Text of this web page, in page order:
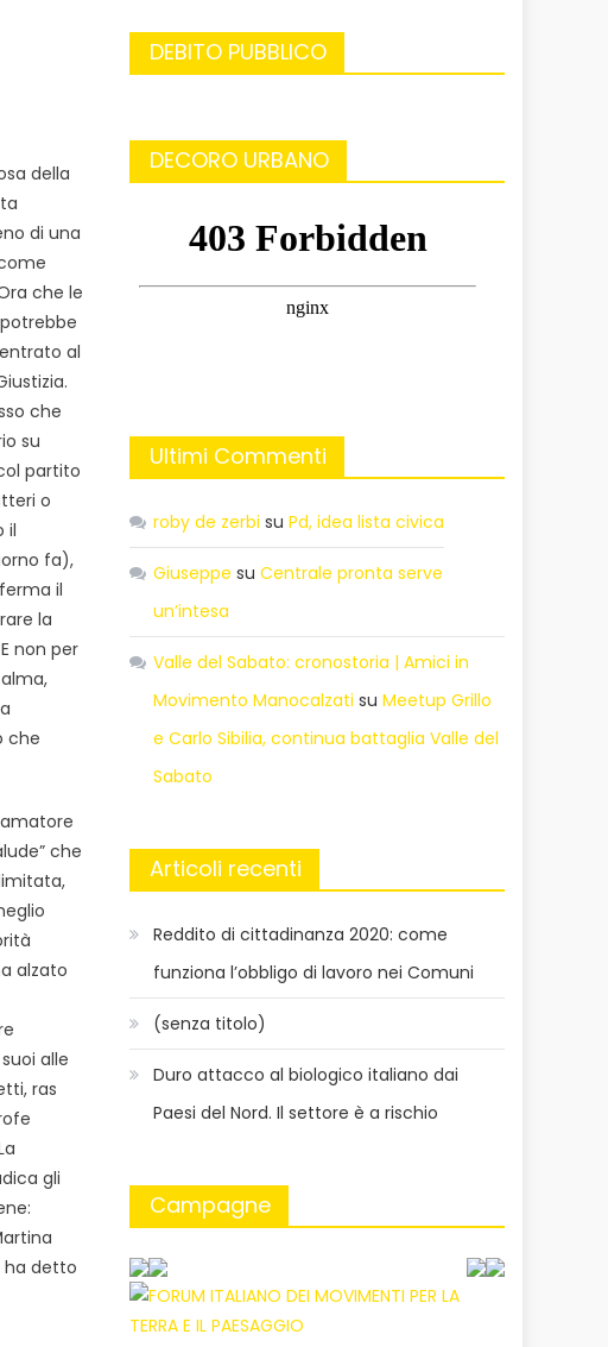
della
di una
che le
al
che
su
partito
o
il
fa),
il
la
non per
che
che
alzato
alle
ras
gli
ha detto
DEBITO PUBBLICO
DECORO URBANO
Ultimi Commenti
roby de zerbi suPd, idea lista civica
Giuseppe suCentrale pronta serve
un’intesa
Valle del Sabato: cronostoria | Amici in
Movimento Manocalzati suMeetup Grillo
e Carlo Sibilia, continua battaglia Valle del
Sabato
Articoli recenti
Reddito di cittadinanza 2020: come
funziona l’obbligo di lavoro nei Comuni
(senza titolo)
Duro attacco al biologico italiano dai
Paesi del Nord. Il settore è a rischio
Campagne